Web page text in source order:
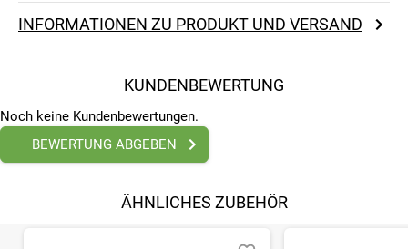
INFORMATIONEN ZU PRODUKT UND VERSAND
KUNDENBEWERTUNG
Noch keine Kundenbewertungen.
BEWERTUNG ABGEBEN
ÄHNLICHES ZUBEHÖR